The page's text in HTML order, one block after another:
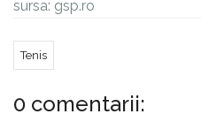
sursa: gsp.ro
Tenis
0 comentarii: